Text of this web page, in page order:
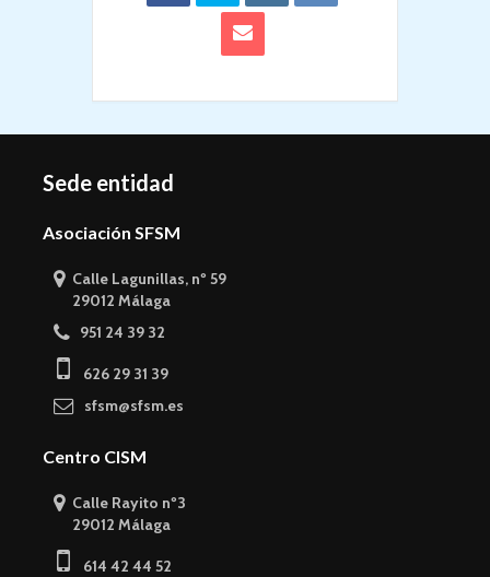
Sede entidad
Asociación SFSM
Calle Lagunillas, nº 59
29012 Málaga
951 24 39 32
626 29 31 39
sfsm@sfsm.es
Centro CISM
Calle Rayito nº3
29012 Málaga
614 42 44 52